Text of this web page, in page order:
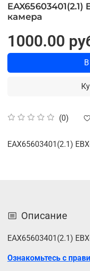
камера
(0)
1000.00
EAX65603401(2.1)
Описание
EAX65603401(2.1)
Ознакомьтесь с